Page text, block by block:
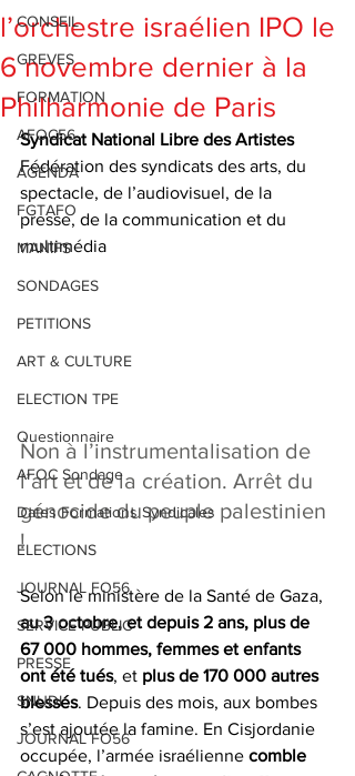
CONSEIL
GREVES
FORMATION
AFOC56
AGENDA
FGTAFO
MANIFS
SONDAGES
PETITIONS
ART & CULTURE
ELECTION TPE
Questionnaire
AFOC Sondage
Dates Formations Syndicales
ELECTIONS
JOURNAL FO56
SERVICE PUBLIC
PRESSE
SNUDI
JOURNAL FO56
l’orchestre israélien IPO le
6 novembre dernier à la
Philharmonie de Paris
Syndicat National Libre des Artistes
Fédération des syndicats des arts, du
spectacle, de l’audiovisuel, de la
presse, de la communication et du
multimédia
Non à l’instrumentalisation de
l’art et de la création. Arrêt du
génocide du peuple palestinien
!
Selon le ministère de la Santé de Gaza,
au 3 octobre, et depuis 2 ans, plus de
67 000 hommes, femmes et enfants
ont été tués, et plus de 170 000 autres
blessés. Depuis des mois, aux bombes
s’est ajoutée la famine. En Cisjordanie
occupée, l’armée israélienne comble